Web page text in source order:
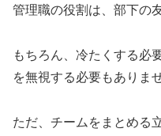
管理職の役割は、部下の
もちろん、冷たくする必
を無視する必要もありま
ただ、チームをまとめる